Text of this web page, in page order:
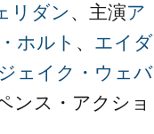
リダン 、主演ア
ホルト 、 エイダ
ジェイク・ウェバ
ンス・アクショ